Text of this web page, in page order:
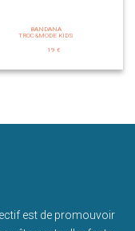
BANDANA
TROC&MODE KIDS
19 €
est de promouvoir